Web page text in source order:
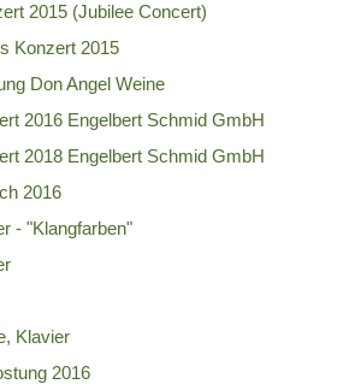
2015 (Jubilee Concert)
Konzert 2015
Don Angel Weine
2016 Engelbert Schmid GmbH
2018 Engelbert Schmid GmbH
2016
- "Klangfarben"
Klavier
2016